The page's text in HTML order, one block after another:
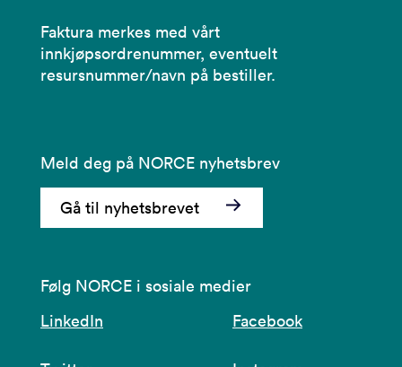
Faktura merkes med vårt
innkjøpsordrenummer, eventuelt
resursnummer/navn på bestiller.
Meld deg på NORCE nyhetsbrev
Gå til nyhetsbrevet
Følg NORCE i sosiale medier
LinkedIn
Facebook